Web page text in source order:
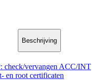
Beschrijving
check/vervangen ACC/INT
en root certificaten